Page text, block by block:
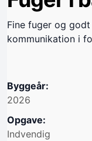
Fine fuger og
kommunikation i
Byggeår:
2026
Opgave:
Indvendig